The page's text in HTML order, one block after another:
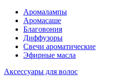
Аромалампы
Аромасаше
Благовония
Диффузоры
Свечи ароматические
Эфирные масла
Аксессуары для волос